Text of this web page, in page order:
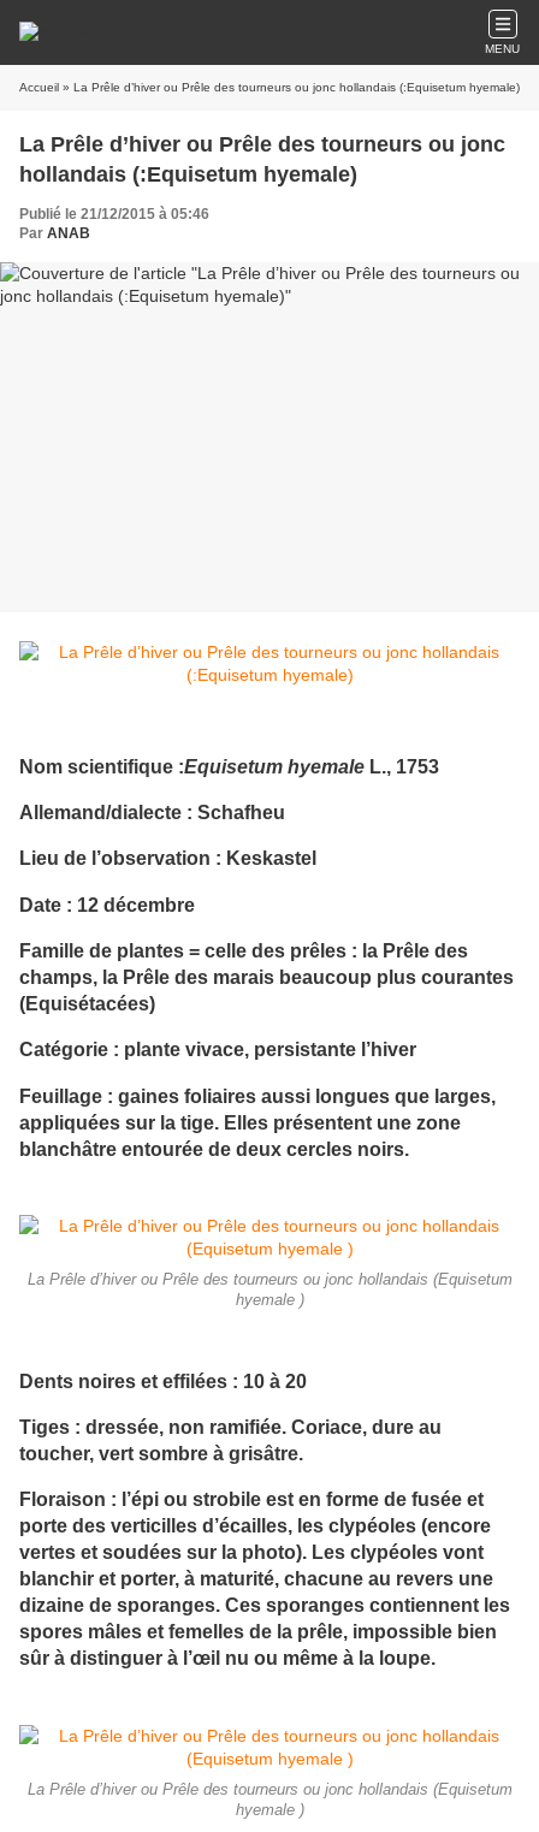
MENU
Accueil » La Prêle d’hiver ou Prêle des tourneurs ou jonc hollandais (:Equisetum hyemale)
La Prêle d’hiver ou Prêle des tourneurs ou jonc
hollandais (:Equisetum hyemale)
Publié le 21/12/2015 à 05:46
Par ANAB
Nom scientifique :Equisetum hyemale L., 1753
Allemand/dialecte : Schafheu
Lieu de l’observation : Keskastel
Date : 12 décembre
Famille de plantes = celle des prêles : la Prêle des
champs, la Prêle des marais beaucoup plus courantes
(Equisétacées)
Catégorie : plante vivace, persistante l’hiver
Feuillage : gaines foliaires aussi longues que larges,
appliquées sur la tige. Elles présentent une zone
blanchâtre entourée de deux cercles noirs.
La Prêle d’hiver ou Prêle des tourneurs ou jonc hollandais (Equisetum
hyemale )
Dents noires et effilées : 10 à 20
Tiges : dressée, non ramifiée. Coriace, dure au
toucher, vert sombre à grisâtre.
Floraison : l’épi ou strobile est en forme de fusée et
porte des verticilles d’écailles, les clypéoles (encore
vertes et soudées sur la photo). Les clypéoles vont
blanchir et porter, à maturité, chacune au revers une
dizaine de sporanges. Ces sporanges contiennent les
spores mâles et femelles de la prêle, impossible bien
sûr à distinguer à l’œil nu ou même à la loupe.
La Prêle d’hiver ou Prêle des tourneurs ou jonc hollandais (Equisetum
hyemale )